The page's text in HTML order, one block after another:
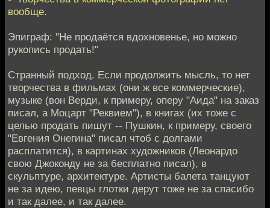
вообще.
Эпиграф: "Не продаётся вдохновенье, но можно
рукопись продать!"
Странный подход. Если продолжить мысль, то нет
творчества в фильмах (они ж все коммерческие),
музыке (вон Верди, к примеру, оперу "Аида" на заказ
писал, а Моцарт "Реквием"), в книгах (их тоже с
целью продать пишут -- Пушкин, к примеру, своего
"Евгения Онегина" писал чтоб с долгами
расплатится), в картинах художников (Леонардо
свою Джоконду не за бесплатно писал), в
скульптуре, архитектуре. Артисты балета танцуют
не за идею, певцы глотки дерут тоже не за спасибо
и так далее, и так далее.